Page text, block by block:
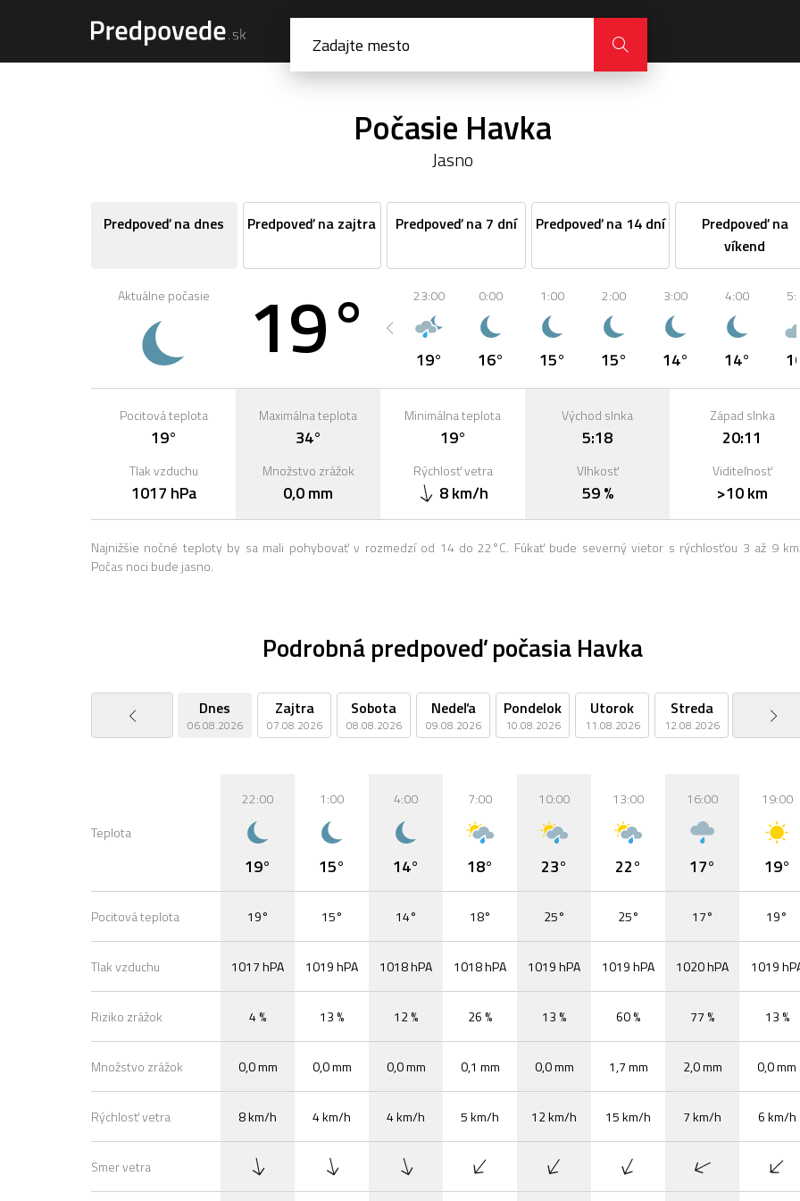
Počasie Havka
Jasno
Predpoveď na dnes Predpoveď na zajtra Predpoveď na 7 dní Predpoveď na 14 dní
Predpoveď na
víkend
Aktuálne počasie 19° 23:00
19°
0:00
16°
1:00
15°
2:00
15°
3:00
14°
4:00
14°
Pocitová teplota
19°
Tlak vzduchu
1017 hPa
Maximálna teplota
34°
Množstvo zrážok
0,0 mm
Minimálna teplota
19°
Rýchlosť vetra
8 km/h
Východ slnka
5:18
Vlhkosť
59 %
Západ slnka
20:11
Viditeľnosť
>10 km
Najnižšie nočné teploty by sa mali pohybovať v rozmedzí od 14 do 22°C. Fúkať bude severný vietor s rýchlosťou 3 až 9
Počas noci bude jasno.
Podrobná predpoveď počasia Havka
Dnes
06.08.2026
Zajtra
07.08.2026
Sobota
08.08.2026
Nedeľa
09.08.2026
Pondelok
10.08.2026
Utorok
11.08.2026
Streda
12.08.2026
Štvrtok
13.08.2026
Teplota
Pocitová teplota
Tlak vzduchu
Riziko zrážok
Množstvo zrážok
Rýchlosť vetra
Smer vetra
22:00
19°
19°
1017 hPA
4 %
0,0 mm
8 km/h
1:00
15°
15°
1019 hPA
13 %
0,0 mm
4 km/h
4:00
14°
14°
1018 hPA
12 %
0,0 mm
4 km/h
7:00
18°
18°
1018 hPA
26 %
0,1 mm
5 km/h
10:00
23°
25°
1019 hPA
13 %
0,0 mm
12 km/h
13:00
22°
25°
1019 hPA
60 %
1,7 mm
15 km/h
16:00
17°
17°
1020 hPA
77 %
2,0 mm
7 km/h
19:00
19°
19°
1019
13 %
0,0 mm
6 km/h